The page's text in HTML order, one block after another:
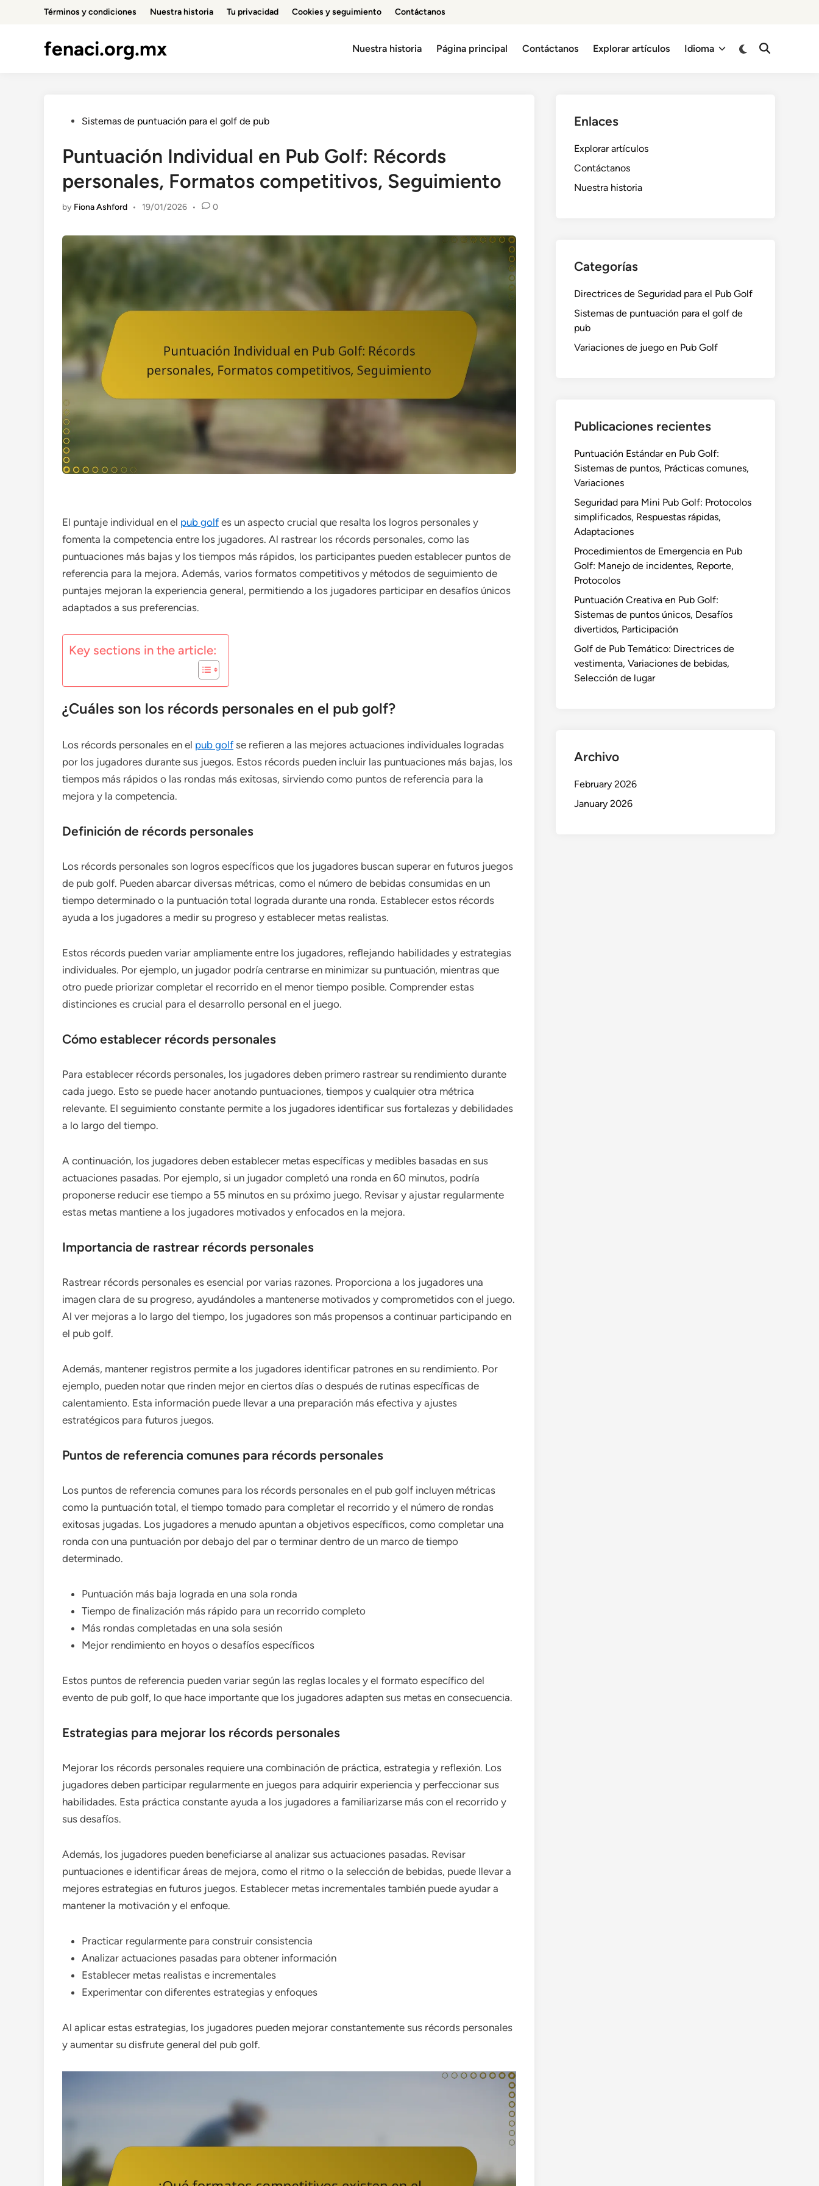
Términos y condiciones Nuestra historia Tu privacidad Cookies y seguimiento Contáctanos
fenaci.org.mx Nuestra historia Página principal Contáctanos Explorar artículos Idioma
Switch
Open
PostedSistemas de puntuación para el golf de pub
Puntuación Individual en Pub Golf: Récords
personales, Formatos competitivos, Seguimiento
by Fiona Ashford • 19/01/2026 • 0
El puntaje individual en el pub golf es un aspecto crucial que resalta los logros personales y
fomenta la competencia entre los jugadores. Al rastrear los récords personales, como las
puntuaciones más bajas y los tiempos más rápidos, los participantes pueden establecer puntos de
referencia para la mejora. Además, varios formatos competitivos y métodos de seguimiento de
puntajes mejoran la experiencia general, permitiendo a los jugadores participar en desafíos únicos
adaptados a sus preferencias.
Key sections in the article:
¿Cuáles son los récords personales en el pub golf?
Los récords personales en el pub golf se refieren a las mejores actuaciones individuales logradas
por los jugadores durante sus juegos. Estos récords pueden incluir las puntuaciones más bajas, los
tiempos más rápidos o las rondas más exitosas, sirviendo como puntos de referencia para la
mejora y la competencia.
Definición de récords personales
Los récords personales son logros específicos que los jugadores buscan superar en futuros juegos
de pub golf. Pueden abarcar diversas métricas, como el número de bebidas consumidas en un
tiempo determinado o la puntuación total lograda durante una ronda. Establecer estos récords
ayuda a los jugadores a medir su progreso y establecer metas realistas.
Estos récords pueden variar ampliamente entre los jugadores, reflejando habilidades y estrategias
individuales. Por ejemplo, un jugador podría centrarse en minimizar su puntuación, mientras que
otro puede priorizar completar el recorrido en el menor tiempo posible. Comprender estas
distinciones es crucial para el desarrollo personal en el juego.
Cómo establecer récords personales
Para establecer récords personales, los jugadores deben primero rastrear su rendimiento durante
cada juego. Esto se puede hacer anotando puntuaciones, tiempos y cualquier otra métrica
relevante. El seguimiento constante permite a los jugadores identificar sus fortalezas y debilidades
a lo largo del tiempo.
A continuación, los jugadores deben establecer metas específicas y medibles basadas en sus
actuaciones pasadas. Por ejemplo, si un jugador completó una ronda en 60 minutos, podría
proponerse reducir ese tiempo a 55 minutos en su próximo juego. Revisar y ajustar regularmente
estas metas mantiene a los jugadores motivados y enfocados en la mejora.
Importancia de rastrear récords personales
Rastrear récords personales es esencial por varias razones. Proporciona a los jugadores una
imagen clara de su progreso, ayudándoles a mantenerse motivados y comprometidos con el juego.
Al ver mejoras a lo largo del tiempo, los jugadores son más propensos a continuar participando en
el pub golf.
Además, mantener registros permite a los jugadores identificar patrones en su rendimiento. Por
ejemplo, pueden notar que rinden mejor en ciertos días o después de rutinas específicas de
calentamiento. Esta información puede llevar a una preparación más efectiva y ajustes
estratégicos para futuros juegos.
Puntos de referencia comunes para récords personales
Los puntos de referencia comunes para los récords personales en el pub golf incluyen métricas
como la puntuación total, el tiempo tomado para completar el recorrido y el número de rondas
exitosas jugadas. Los jugadores a menudo apuntan a objetivos específicos, como completar una
ronda con una puntuación por debajo del par o terminar dentro de un marco de tiempo
determinado.
Puntuación más baja lograda en una sola ronda
Tiempo de finalización más rápido para un recorrido completo
Más rondas completadas en una sola sesión
Mejor rendimiento en hoyos o desafíos específicos
Estos puntos de referencia pueden variar según las reglas locales y el formato específico del
evento de pub golf, lo que hace importante que los jugadores adapten sus metas en consecuencia.
Estrategias para mejorar los récords personales
Mejorar los récords personales requiere una combinación de práctica, estrategia y reflexión. Los
jugadores deben participar regularmente en juegos para adquirir experiencia y perfeccionar sus
habilidades. Esta práctica constante ayuda a los jugadores a familiarizarse más con el recorrido y
sus desafíos.
Además, los jugadores pueden beneficiarse al analizar sus actuaciones pasadas. Revisar
puntuaciones e identificar áreas de mejora, como el ritmo o la selección de bebidas, puede llevar a
mejores estrategias en futuros juegos. Establecer metas incrementales también puede ayudar a
mantener la motivación y el enfoque.
Practicar regularmente para construir consistencia
Analizar actuaciones pasadas para obtener información
Establecer metas realistas e incrementales
Experimentar con diferentes estrategias y enfoques
Al aplicar estas estrategias, los jugadores pueden mejorar constantemente sus récords personales
y aumentar su disfrute general del pub golf.
Enlaces
Explorar artículos
Contáctanos
Nuestra historia
Categorías
Directrices de Seguridad para el Pub Golf
Sistemas de puntuación para el golf de
pub
Variaciones de juego en Pub Golf
Publicaciones recientes
Puntuación Estándar en Pub Golf:
Sistemas de puntos, Prácticas comunes,
Variaciones
Seguridad para Mini Pub Golf: Protocolos
simplificados, Respuestas rápidas,
Adaptaciones
Procedimientos de Emergencia en Pub
Golf: Manejo de incidentes, Reporte,
Protocolos
Puntuación Creativa en Pub Golf:
Sistemas de puntos únicos, Desafíos
divertidos, Participación
Golf de Pub Temático: Directrices de
vestimenta, Variaciones de bebidas,
Selección de lugar
Archivo
February 2026
January 2026